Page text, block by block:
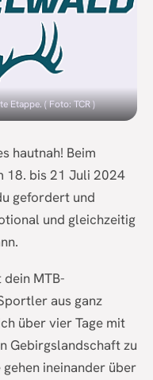
Etappe. ( Foto: TCR )
hautnah! Beim
18. bis 21 Juli 2024
gefordert und
und gleichzeitig
MTB-
aus ganz
über vier Tage mit
Gebirgslandschaft zu
ineinander über